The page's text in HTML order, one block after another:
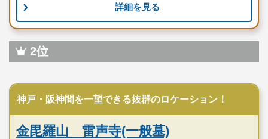
詳細を見る
2位
神戸・阪神間を一望できる抜群のロケーション！
金毘羅山 雷声寺(一般墓)